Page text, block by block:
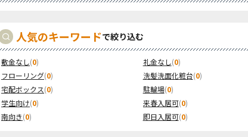
人気のキーワードで絞り込む
敷金なし(0) 礼金なし(0)
フローリング(0) 洗髪洗面化粧台(0)
宅配ボックス(0) 駐輪場(0)
学生向け(0) 来春入居可(0)
南向き(0) 即日入居可(0)